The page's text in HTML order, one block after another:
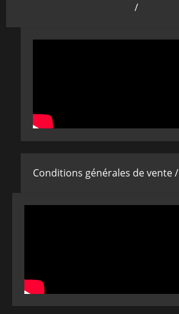
/
Conditions générales de vente /